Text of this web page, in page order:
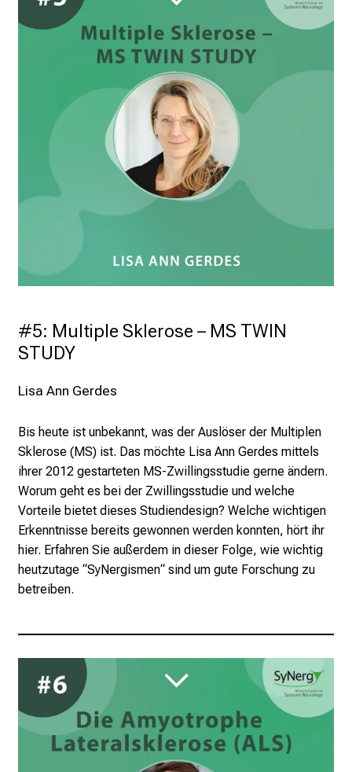
#5: Multiple Sklerose – MS TWIN
STUDY
Lisa Ann Gerdes
Bis heute ist unbekannt, was der Auslöser der Multiplen
Sklerose (MS) ist. Das möchte Lisa Ann Gerdes mittels
ihrer 2012 gestarteten MS-Zwillingsstudie gerne ändern.
Worum geht es bei der Zwillingsstudie und welche
Vorteile bietet dieses Studiendesign? Welche wichtigen
Erkenntnisse bereits gewonnen werden konnten, hört ihr
hier. Erfahren Sie außerdem in dieser Folge, wie wichtig
heutzutage “SyNergismen“ sind um gute Forschung zu
betreiben.